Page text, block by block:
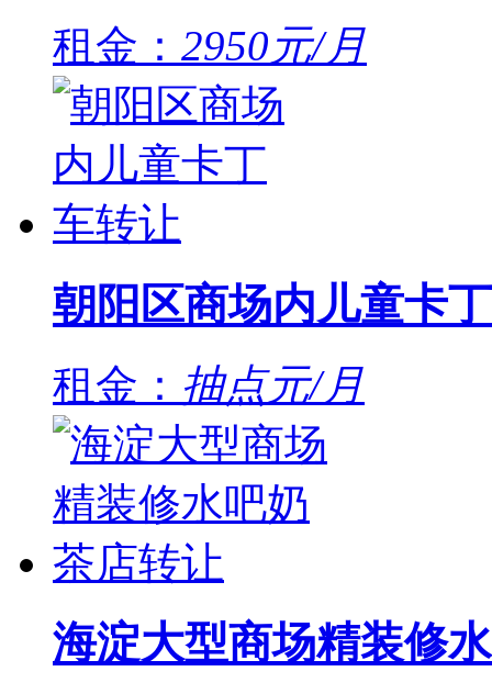
租金： 2950元/月
朝阳区商场内儿童卡
租金： 抽点元/月
海淀大型商场精装修